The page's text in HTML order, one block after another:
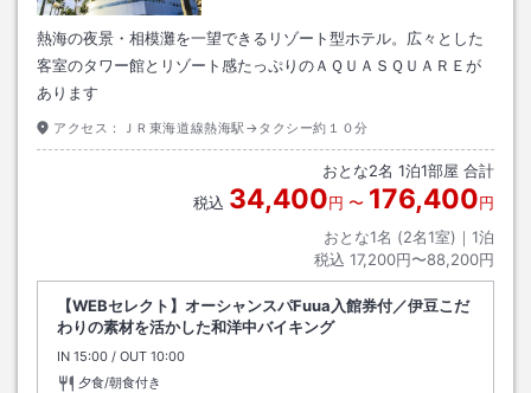
熱海の夜景・相模灘を一望できるリゾート型ホテル。広々とした
客室のタワー館とリゾート感たっぷりのＡＱＵＡＳＱＵＡＲＥが
あります
アクセス： ＪＲ東海道線熱海駅→タクシー約１０分
おとな2名 1泊1部屋 合計
税込 34,400円 〜 176,400円
おとな1名 (2名1室)｜ 1泊
税込 17,200円〜88,200円
【WEBセレクト】オーシャンスパFuua入館券付／伊豆こだ
わりの素材を活かした和洋中バイキング
IN チェックイン
15:00 / OUT チェックアウト
10:00
夕食/朝食付き